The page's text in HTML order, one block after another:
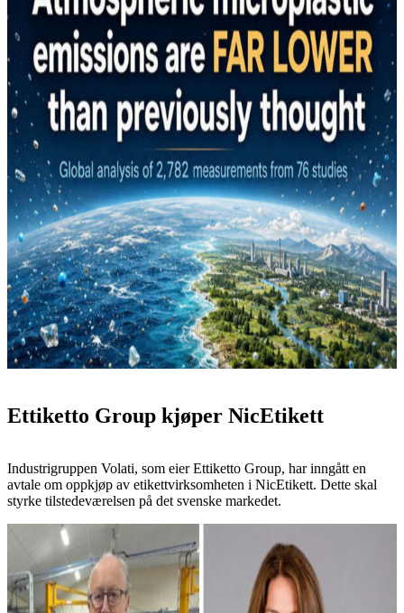
Ettiketto Group kjøper NicEtikett
Industrigruppen Volati, som eier Ettiketto Group, har inngått en
avtale om oppkjøp av etikettvirksomheten i NicEtikett. Dette skal
styrke tilstedeværelsen på det svenske markedet.